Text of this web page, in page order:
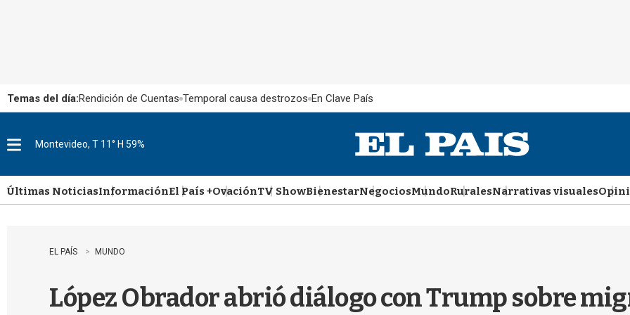
Temas del día:Rendición de Cuentas Temporal causa destrozos En Clave País
u
Montevideo, T 11° H 59%
Últimas NoticiasInformaciónEl País +OvaciónTV ShowBienestarNegociosMundoRuralesNarrativas visuales
EL PAÍS MUNDO
López Obrador abrió diálogo con Trump sobre